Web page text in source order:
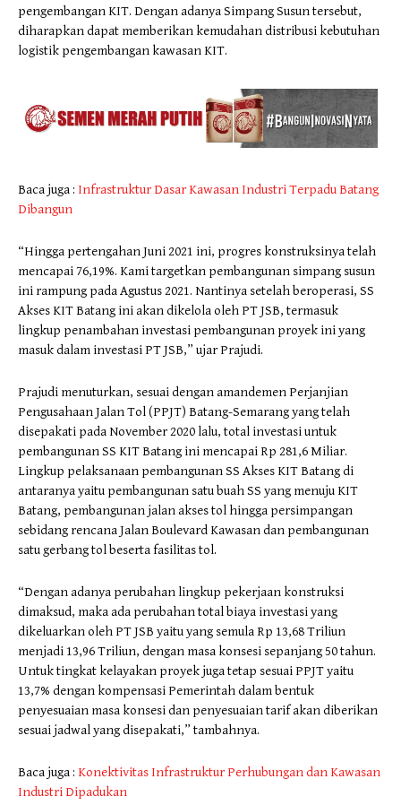
pengembangan KIT. Dengan adanya Simpang Susun tersebut,
diharapkan dapat memberikan kemudahan distribusi kebutuhan
logistik pengembangan kawasan KIT.
Baca juga : Infrastruktur Dasar Kawasan Industri Terpadu Batang
Dibangun
“Hingga pertengahan Juni 2021 ini, progres konstruksinya telah
mencapai 76,19%. Kami targetkan pembangunan simpang susun
ini rampung pada Agustus 2021. Nantinya setelah beroperasi, SS
Akses KIT Batang ini akan dikelola oleh PT JSB, termasuk
lingkup penambahan investasi pembangunan proyek ini yang
masuk dalam investasi PT JSB,” ujar Prajudi.
Prajudi menuturkan, sesuai dengan amandemen Perjanjian
Pengusahaan Jalan Tol (PPJT) Batang-Semarang yang telah
disepakati pada November 2020 lalu, total investasi untuk
pembangunan SS KIT Batang ini mencapai Rp 281,6 Miliar.
Lingkup pelaksanaan pembangunan SS Akses KIT Batang di
antaranya yaitu pembangunan satu buah SS yang menuju KIT
Batang, pembangunan jalan akses tol hingga persimpangan
sebidang rencana Jalan Boulevard Kawasan dan pembangunan
satu gerbang tol beserta fasilitas tol.
“Dengan adanya perubahan lingkup pekerjaan konstruksi
dimaksud, maka ada perubahan total biaya investasi yang
dikeluarkan oleh PT JSB yaitu yang semula Rp 13,68 Triliun
menjadi 13,96 Triliun, dengan masa konsesi sepanjang 50 tahun.
Untuk tingkat kelayakan proyek juga tetap sesuai PPJT yaitu
13,7% dengan kompensasi Pemerintah dalam bentuk
penyesuaian masa konsesi dan penyesuaian tarif akan diberikan
sesuai jadwal yang disepakati,” tambahnya.
Baca juga : Konektivitas Infrastruktur Perhubungan dan Kawasan
Industri Dipadukan